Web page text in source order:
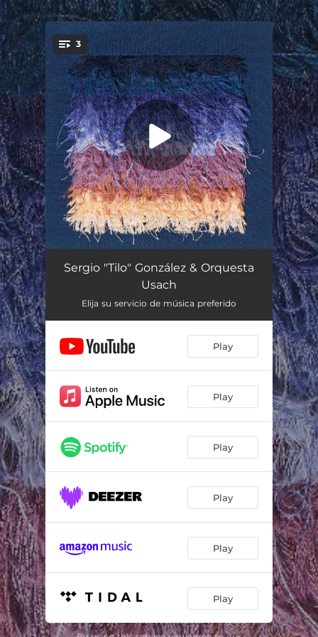
You're all set!
3
Andén del aire 06:52
Viaje por la cresta del mundo
Danza de la gallina 03:53
Sergio "Tilo" González & Orquesta
Usach
Elija su servicio de música preferido
Play
Play
Play
Play
Play
Play
.